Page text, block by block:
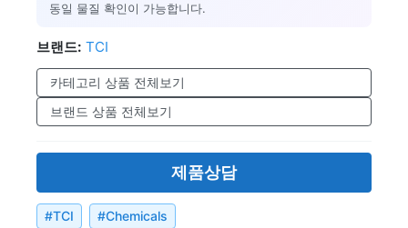
동일 물질 확인이 가능합니다.
브랜드: TCI
카테고리 상품 전체보기
브랜드 상품 전체보기
제품상담
#TCI #Chemicals